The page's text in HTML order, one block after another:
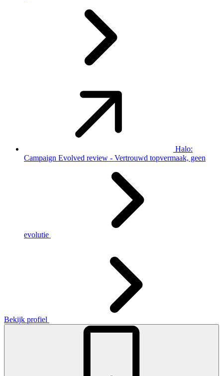
Halo:
Campaign Evolved review - Vertrouwd topvermaak, geen
evolutie
Bekijk profiel